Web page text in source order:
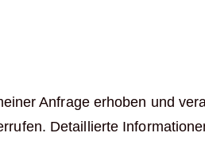
Anfrage erhoben und
Detaillierte